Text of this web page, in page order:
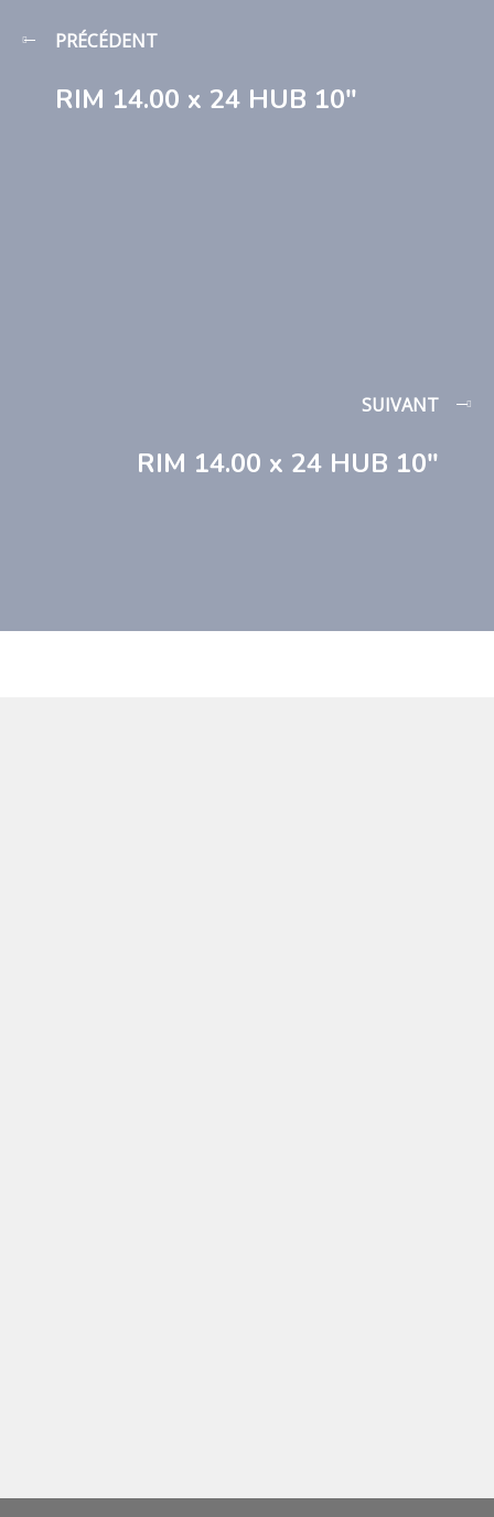
PRÉCÉDENT
RIM 14.00 x 24 HUB 10″
SUIVANT
RIM 14.00 x 24 HUB 10″